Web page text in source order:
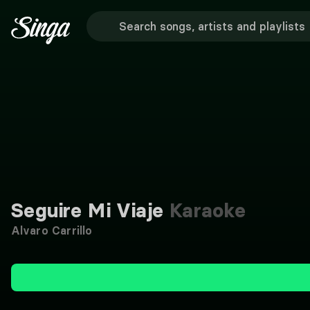
Seguire Mi Viaje Karaoke
Alvaro Carrillo